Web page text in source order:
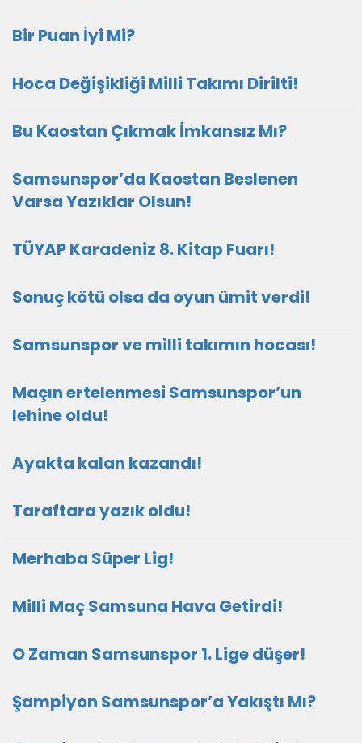
Bir Puan İyi Mi?
Hoca Değişikliği Milli Takımı Dirilti!
Bu Kaostan Çıkmak İmkansız Mı?
Samsunspor’da Kaostan Beslenen
Varsa Yazıklar Olsun!
TÜYAP Karadeniz 8. Kitap Fuarı!
Sonuç kötü olsa da oyun ümit verdi!
Samsunspor ve milli takımın hocası!
Maçın ertelenmesi Samsunspor’un
lehine oldu!
Ayakta kalan kazandı!
Taraftara yazık oldu!
Merhaba Süper Lig!
Milli Maç Samsuna Hava Getirdi!
O Zaman Samsunspor 1. Lige düşer!
Şampiyon Samsunspor’a Yakıştı Mı?